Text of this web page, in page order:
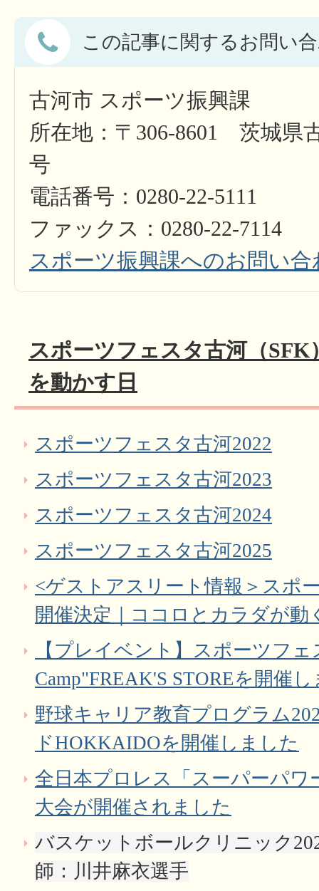
この記事に関するお問い
古河市 スポーツ振興課
所在地：〒306-8601 茨城県
号
電話番号：0280-22-5111
ファックス：0280-22-7114
スポーツ振興課へのお問い合
スポーツフェスタ古河（
を動かす日
スポーツフェスタ古河2022
スポーツフェスタ古河2023
スポーツフェスタ古河2024
スポーツフェスタ古河2025
<ゲストアスリート情報＞スポ
開催決定｜ココロとカラダが動
【プレイベント】スポーツフ
Camp"FREAK'S STOREを開催
野球キャリア教育プログラム
ドHOKKAIDOを開催しました
全日本プロレス「スーパーパワ
大会が開催されました
バスケットボールクリニック
師：川井麻衣選手